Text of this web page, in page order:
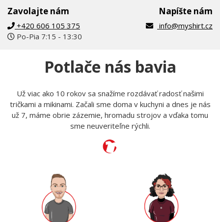
Zavolajte nám
+420 606 105 375
Po-Pia 7:15 - 13:30
Napíšte nám
info@myshirt.cz
Potlače nás bavia
Už viac ako 10 rokov sa snažíme rozdávať radosť našimi
tričkami a mikinami. Začali sme doma v kuchyni a dnes je nás
už 7, máme obrie zázemie, hromadu strojov a vďaka tomu
sme neuveriteľne rýchli.